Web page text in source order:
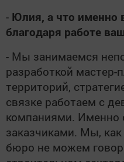
- Юлия, а что именно
благодаря работе
- Мы занимаемся
разработкой мастер-
территорий,
связке работаем с
компаниями.
заказчиками. Мы, как
бюро не можем